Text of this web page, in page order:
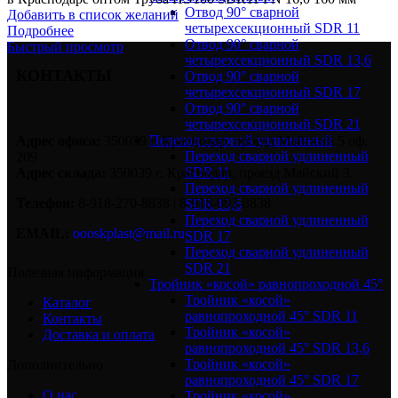
Отвод 90° сварной
четырехсекционный SDR 11
Отвод 90° сварной
четырехсекционный SDR 13,6
Отвод 90° сварной
четырехсекционный SDR 17
Отвод 90° сварной
четырехсекционный SDR 21
Переход сварной удлиненный
Переход сварной удлиненный
SDR 11
Переход сварной удлиненный
SDR 13,6
Переход сварной удлиненный
SDR 17
Переход сварной удлиненный
SDR 21
Тройник «косой» равнопроходной 45°
Тройник «косой»
равнопроходной 45° SDR 11
Тройник «косой»
равнопроходной 45° SDR 13,6
Тройник «косой»
равнопроходной 45° SDR 17
Добавить в список желаний
Подробнее
Быстрый просмотр
350039 г. Краснодар, проезд Майский 5 оф.
350039 г. Краснодар, проезд Майский 3.
8-918-270-8838 | 8-918-093-8838
oooskplast@mail.ru
Каталог
Контакты
Доставка и оплата